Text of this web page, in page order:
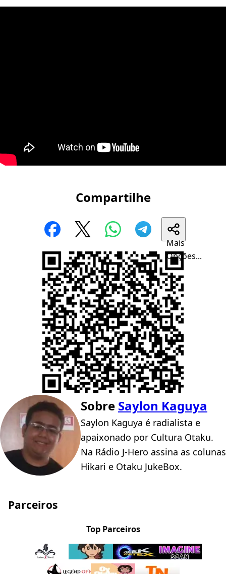
Compartilhe
Mais
Opções...
Sobre Saylon Kaguya
Saylon Kaguya é radialista e
apaixonado por Cultura Otaku.
Na Rádio J-Hero assina as colunas
Hikari e Otaku JukeBox.
Parceiros
Top Parceiros